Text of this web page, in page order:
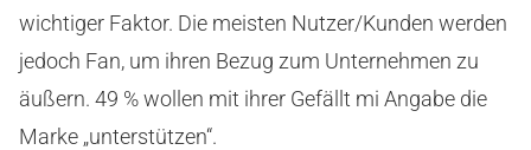
wichtiger Faktor. Die meisten Nutzer/Kunden werden
jedoch Fan, um ihren Bezug zum Unternehmen zu
äußern. 49 % wollen mit ihrer Gefällt mi Angabe die
Marke „unterstützen“.